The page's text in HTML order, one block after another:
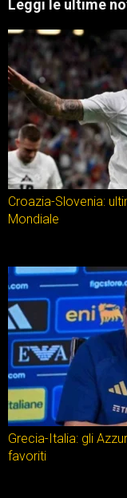
Leggi le ultime
Croazia-Slovenia:
Mondiale
Grecia-Italia: gli
favoriti